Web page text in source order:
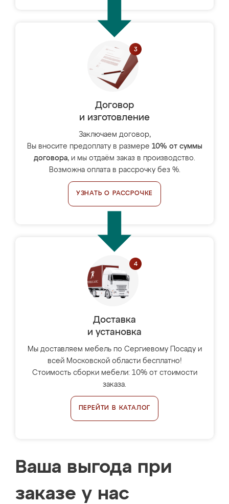
Договор
и изготовление
Заключаем договор,
Вы вносите предоплату в размере 10% от суммы
договора, и мы отдаём заказ в производство.
Возможна оплата в рассрочку без %.
УЗНАТЬ О РАССРОЧКЕ
Доставка
и установка
Мы доставляем мебель по Сергиевому Посаду и
всей Московской области бесплатно!
Стоимость сборки мебели: 10% от стоимости
заказа.
ПЕРЕЙТИ В КАТАЛОГ
Ваша выгода при
заказе у нас